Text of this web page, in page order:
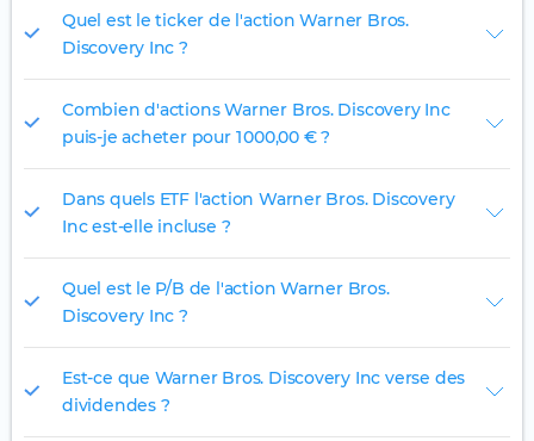
Quel est le ticker de l'action Warner Bros.
Discovery Inc ?
Combien d'actions Warner Bros. Discovery Inc
puis-je acheter pour 1 000,00 € ?
Dans quels ETF l'action Warner Bros. Discovery
Inc est-elle incluse ?
Quel est le P/B de l'action Warner Bros.
Discovery Inc ?
Est-ce que Warner Bros. Discovery Inc verse des
dividendes ?